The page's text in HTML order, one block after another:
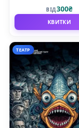
ВІД300₴
КВИТКИ
ТЕАТР